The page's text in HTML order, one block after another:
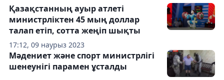
17:12, 09 наурыз 2023
Қазақстанның ауыр атлеті
министрліктен 45 мың доллар
талап етіп, сотта жеңіп шықты
Мәдениет және спорт министрлігі
шенеунігі парамен ұсталды